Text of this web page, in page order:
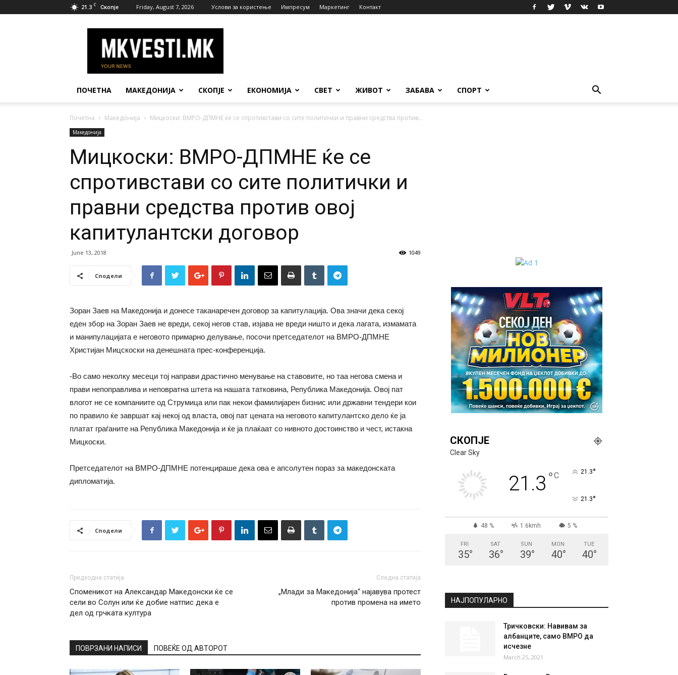
21.3 C Скопје Friday, August 7, 2026 Услови за користење Импресум Маркетинг Контакт
Вести
ПОЧЕТНА МАКЕДОНИЈА СКОПЈЕ ЕКОНОМИЈА СВЕТ ЖИВОТ ЗАБАВА СПОРТ
Почетна Македонија Мицкоски: ВМРО-ДПМНЕ ќе се спротивстави со сите политички и правни средства против...
Македонија
Мицкоски: ВМРО-ДПМНЕ ќе се
спротивстави со сите политички и
правни средства против овој
капитулантски договор
June 13, 2018 1049
Сподели
Зоран Заев на Македонија и донесе таканаречен договор за капитулација. Ова значи дека секој
еден збор на Зоран Заев не вреди, секој негов став, изјава не вреди ништо и дека лагата, измамата
и манипулацијата е неговото примарно делување, посочи претседателот на ВМРО-ДПМНЕ
Христијан Мицскоски на денешната прес-конференција.
-Во само неколку месеци тој направи драстично менување на ставовите, но таа негова смена и
прави непоправлива и неповратна штета на нашата татковина, Република Македонија. Овој пат
влогот не се компаниите од Струмица или пак некои фамилијарен бизнис или државни тендери кои
по правило ќе завршат кај некој од власта, овој пат цената на неговото капитулантско дело ќе ја
платат граѓаните на Република Македонија и ќе ја плаќаат со нивното достоинство и чест, истакна
Мицкоски.
Претседателот на ВМРО-ДПМНЕ потенцираше дека ова е апсолутен пораз за македонската
дипломатија.
Сподели
Предходна статија
Споменикот на Александар Македонски ќе се
сели во Солун или ќе добие натпис дека е
дел од грчката култура
Следна статија
„Млади за Македонија“ најавува протест
против промена на името
ПОВРЗАНИ НАПИСИ ПОВЕЌЕ ОД АВТОРОТ
СКОПЈЕ
Clear Sky
21.3 °C 21.3°
21.3°
48 % 1.6kmh 5 %
FRI
35°
SAT
36°
SUN
39°
MON
40°
TUE
40°
НАЈПОПУЛАРНО
Тричковски: Навивам за
албанците, само ВМРО да
исчезне
March 25, 2021